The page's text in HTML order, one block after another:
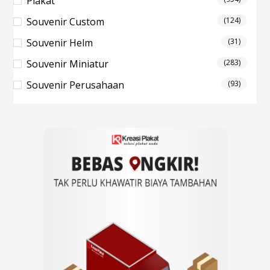
Souvenir Custom (124)
Souvenir Helm (31)
Souvenir Miniatur (283)
Souvenir Perusahaan (93)